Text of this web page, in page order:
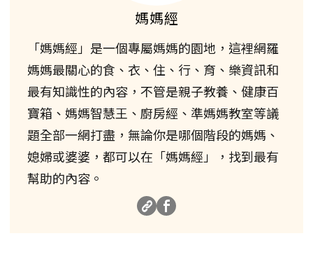
媽媽經
「媽媽經」是一個專屬媽媽的園地，這裡網羅
媽媽最關心的食、衣、住、行、育、樂資訊和
最有知識性的內容，不管是親子教養、健康百
寶箱、媽媽智慧王、廚房經、準媽媽教室等議
題全部一網打盡，無論你是哪個階段的媽媽、
媳婦或婆婆，都可以在「媽媽經」，找到最有
幫助的內容。